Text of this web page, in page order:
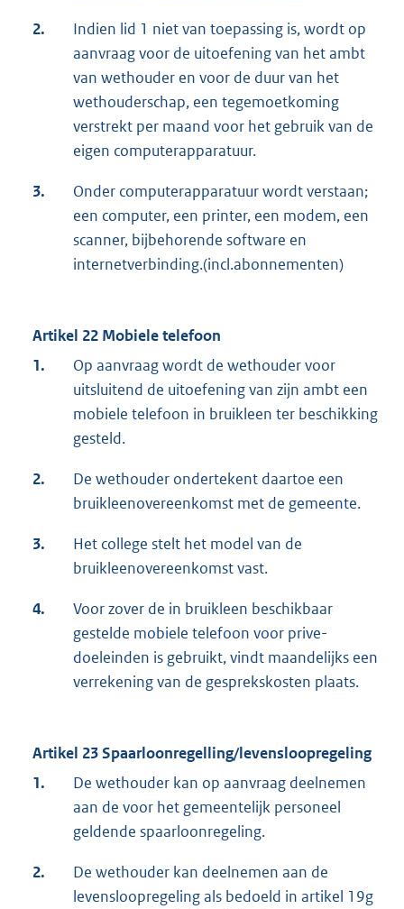
2.
Indien lid 1 niet van toepassing is, wordt op
aanvraag voor de uitoefening van het ambt
van wethouder en voor de duur van het
wethouderschap, een tegemoetkoming
verstrekt per maand voor het gebruik van de
eigen computerapparatuur.
3.
Onder computerapparatuur wordt verstaan;
een computer, een printer, een modem, een
scanner, bijbehorende software en
internetverbinding.(incl.abonnementen)
Artikel 22 Mobiele telefoon
1.
Op aanvraag wordt de wethouder voor
uitsluitend de uitoefening van zijn ambt een
mobiele telefoon in bruikleen ter beschikking
gesteld.
2.
De wethouder ondertekent daartoe een
bruikleenovereenkomst met de gemeente.
3.
Het college stelt het model van de
bruikleenovereenkomst vast.
4.
Voor zover de in bruikleen beschikbaar
gestelde mobiele telefoon voor prive-
doeleinden is gebruikt, vindt maandelijks een
verrekening van de gesprekskosten plaats.
Artikel 23 Spaarloonregelling/levensloopregeling
1.
De wethouder kan op aanvraag deelnemen
aan de voor het gemeentelijk personeel
geldende spaarloonregeling.
2.
De wethouder kan deelnemen aan de
levensloopregeling als bedoeld in artikel 19g